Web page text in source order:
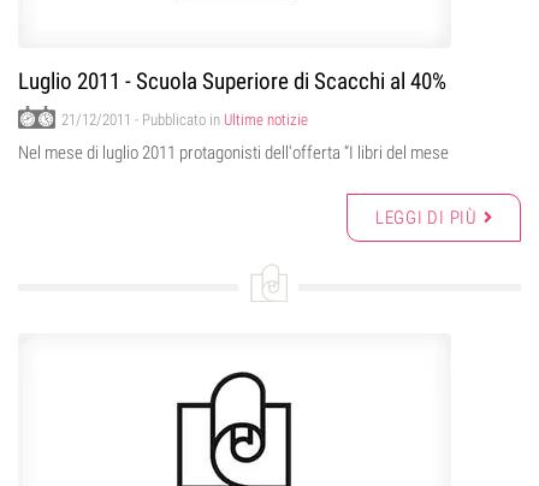
Luglio 2011 - Scuola Superiore di Scacchi al 40%
21/12/2011 - Pubblicato in Ultime notizie
Nel mese di luglio 2011 protagonisti dell'offerta “I libri del mese
LEGGI DI PIÙ